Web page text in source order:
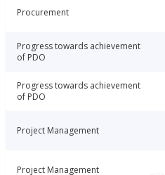
Procurement
Progress towards achievement
of PDO
Progress towards achievement
of PDO
Project Management
Project Management